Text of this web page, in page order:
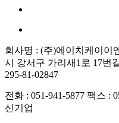
회사명 : (주)에이치케이이
시 강서구 가리새1로 17번
295-81-02847
전화 : 051-941-5877 팩스 :
신기업